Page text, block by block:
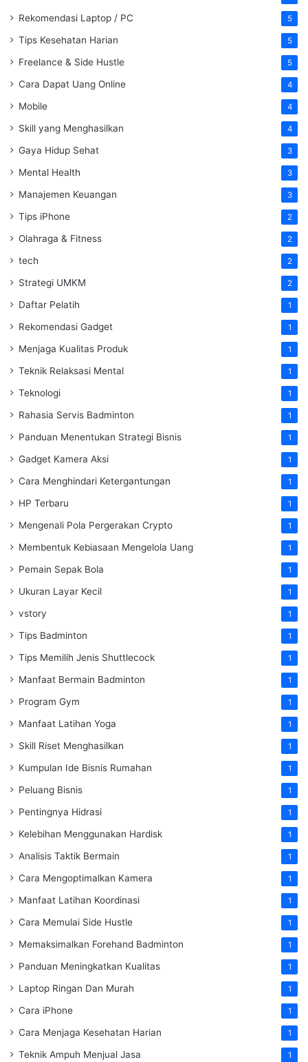
Rekomendasi Laptop / PC 5
Tips Kesehatan Harian 5
Freelance & Side Hustle 5
Cara Dapat Uang Online 4
Mobile 4
Skill yang Menghasilkan 4
Gaya Hidup Sehat 3
Mental Health 3
Manajemen Keuangan 3
Tips iPhone 2
Olahraga & Fitness 2
tech 2
Strategi UMKM 2
Daftar Pelatih 1
Rekomendasi Gadget 1
Menjaga Kualitas Produk 1
Teknik Relaksasi Mental 1
Teknologi 1
Rahasia Servis Badminton 1
Panduan Menentukan Strategi Bisnis 1
Gadget Kamera Aksi 1
Cara Menghindari Ketergantungan 1
HP Terbaru 1
Mengenali Pola Pergerakan Crypto 1
Membentuk Kebiasaan Mengelola Uang 1
Pemain Sepak Bola 1
Ukuran Layar Kecil 1
vstory 1
Tips Badminton 1
Tips Memilih Jenis Shuttlecock 1
Manfaat Bermain Badminton 1
Program Gym 1
Manfaat Latihan Yoga 1
Skill Riset Menghasilkan 1
Kumpulan Ide Bisnis Rumahan 1
Peluang Bisnis 1
Pentingnya Hidrasi 1
Kelebihan Menggunakan Hardisk 1
Analisis Taktik Bermain 1
Cara Mengoptimalkan Kamera 1
Manfaat Latihan Koordinasi 1
Cara Memulai Side Hustle 1
Memaksimalkan Forehand Badminton 1
Panduan Meningkatkan Kualitas 1
Laptop Ringan Dan Murah 1
Cara iPhone 1
Cara Menjaga Kesehatan Harian 1
Teknik Ampuh Menjual Jasa 1